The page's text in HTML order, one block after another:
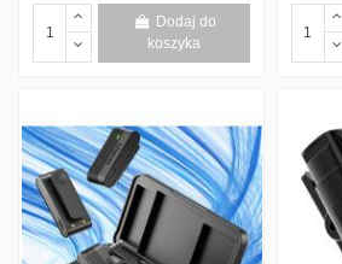
Dodaj do
koszyka